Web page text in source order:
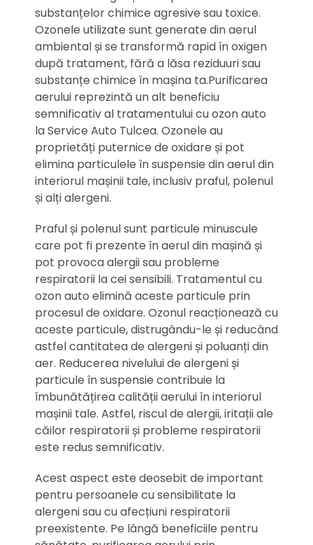
substanțelor chimice agresive sau toxice.
Ozonele utilizate sunt generate din aerul
ambiental și se transformă rapid în oxigen
după tratament, fără a lăsa reziduuri sau
substanțe chimice în mașina ta.Purificarea
aerului reprezintă un alt beneficiu
semnificativ al tratamentului cu ozon auto
la Service Auto Tulcea. Ozonele au
proprietăți puternice de oxidare și pot
elimina particulele în suspensie din aerul din
interiorul mașinii tale, inclusiv praful, polenul
și alți alergeni.
Praful și polenul sunt particule minuscule
care pot fi prezente în aerul din mașină și
pot provoca alergii sau probleme
respiratorii la cei sensibili. Tratamentul cu
ozon auto elimină aceste particule prin
procesul de oxidare. Ozonul reacționează cu
aceste particule, distrugându-le și reducând
astfel cantitatea de alergeni și poluanți din
aer. Reducerea nivelului de alergeni și
particule în suspensie contribuie la
îmbunătățirea calității aerului în interiorul
mașinii tale. Astfel, riscul de alergii, iritații ale
căilor respiratorii și probleme respiratorii
este redus semnificativ.
Acest aspect este deosebit de important
pentru persoanele cu sensibilitate la
alergeni sau cu afecțiuni respiratorii
preexistente. Pe lângă beneficiile pentru